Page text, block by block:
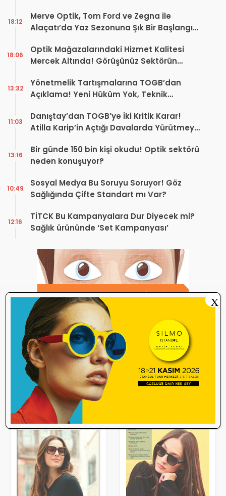
Merve Optik, Tom Ford ve Zegna ile
Alaçatı’da Yaz Sezonuna Şık Bir Başlangıç ​​
18:12
Optik Mağazalarındaki Hizmet Kalitesi
Mercek Altında! Görüşünüz Sektörün
18:06
Yönetmelik Tartışmalarına TOGB’dan
Açıklama! Yeni Hüküm Yok, Teknik
13:32
Danıştay’dan TOGB’ye İki Kritik Karar!
Atilla Karip’in Açtığı Davalarda Yürütmeyi
11:03
Bir günde 150 bin kişi okudu! Optik sektörü
neden konuşuyor?
13:16
Sosyal Medya Bu Soruyu Soruyor! Göz
Sağlığında Çifte Standart mı Var?
10:49
TİTCK Bu Kampanyalara Dur Diyecek mi?
Sağlık ürününde ‘Set Kampanyası’
12:16
X